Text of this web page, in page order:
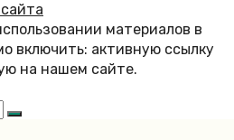
материалов в
включить: активную ссылку
на нашем сайте.